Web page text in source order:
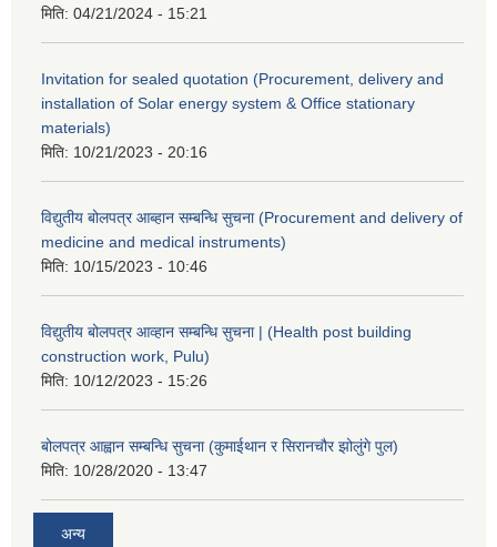
मिति: 04/21/2024 - 15:21
Invitation for sealed quotation (Procurement, delivery and
installation of Solar energy system & Office stationary
materials)
मिति: 10/21/2023 - 20:16
विद्युतीय बोलपत्र आब्हान सम्बन्धि सुचना (Procurement and delivery of
medicine and medical instruments)
मिति: 10/15/2023 - 10:46
विद्युतीय बोलपत्र आव्हान सम्बन्धि सुचना | (Health post building
construction work, Pulu)
मिति: 10/12/2023 - 15:26
बोलपत्र आह्वान सम्बन्धि सुचना (कुमाईथान र सिरानचौर झोलुंगे पुल)
मिति: 10/28/2020 - 13:47
अन्य